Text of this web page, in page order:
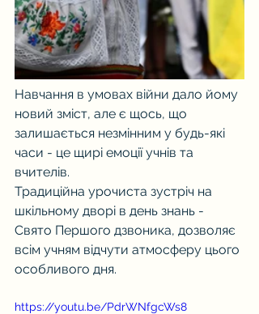
Навчання в умовах війни дало йому
новий зміст, але є щось, що
залишається незмінним у будь-які
часи - це щирі емоції учнів та
вчителів.
Традиційна урочиста зустріч на
шкільному дворі в день знань -
Свято Першого дзвоника, дозволяє
всім учням відчути атмосферу цього
особливого дня.
https://youtu.be/PdrWNfgcWs8